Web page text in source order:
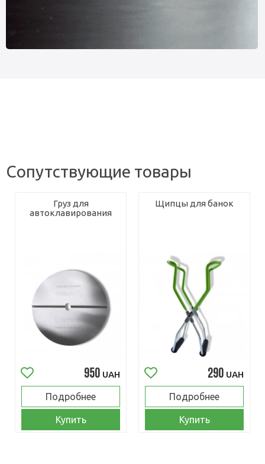
Сопутствующие товары
Груз для
автоклавирования
950 UAH
Подробнее
Купить
Щипцы для банок
290 UAH
Подробнее
Купить